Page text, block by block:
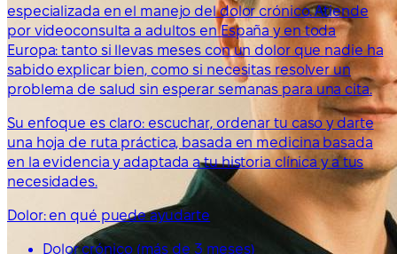
especializada en el manejo del dolor crónico. Atiende
por videoconsulta a adultos en España y en toda
Europa: tanto si llevas meses con un dolor que nadie ha
sabido explicar bien, como si necesitas resolver un
problema de salud sin esperar semanas para una cita.
Su enfoque es claro: escuchar, ordenar tu caso y darte
una hoja de ruta práctica, basada en medicina basada
en la evidencia y adaptada a tu historia clínica y a tus
necesidades.
Dolor: en qué puede ayudarte
Dolor crónico (más de 3 meses)